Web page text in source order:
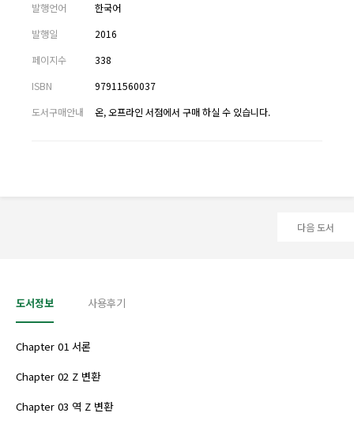
발행언어
한국어
발행일
2016
페이지수
338
ISBN
97911560037
도서구매안내
온, 오프라인 서점에서 구매 하실 수 있습니다.
다음 도서
도서정보 사용후기
Chapter 01 서론
Chapter 02 Z 변환
Chapter 03 역 Z 변환